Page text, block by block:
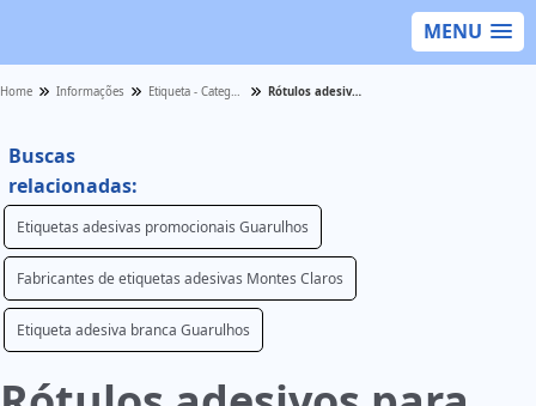
MENU
Home Informações Etiqueta - Categoria Rótulos adesivos para cosméticos Guarulhos
Buscas
relacionadas:
Etiquetas adesivas promocionais Guarulhos
Fabricantes de etiquetas adesivas Montes Claros
Etiqueta adesiva branca Guarulhos